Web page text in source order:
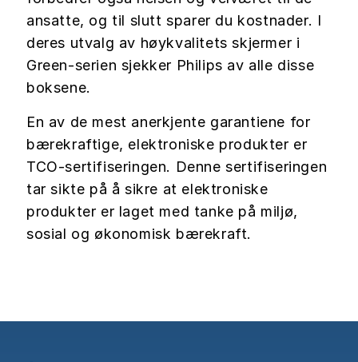
ansatte, og til slutt sparer du kostnader. I
deres utvalg av høykvalitets skjermer i
Green-serien sjekker Philips av alle disse
boksene.
En av de mest anerkjente garantiene for
bærekraftige, elektroniske produkter er
TCO-sertifiseringen. Denne sertifiseringen
tar sikte på å sikre at elektroniske
produkter er laget med tanke på miljø,
sosial og økonomisk bærekraft.